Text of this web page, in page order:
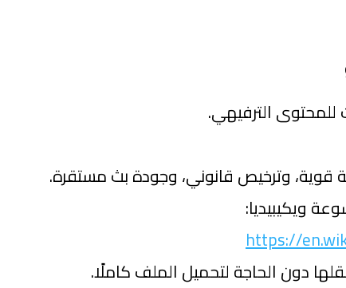
للمحتوى الترفيهي.
قوية، وترخيص قانوني، وجودة بث مستقرة.
ويكيبيديا:
https://
دون الحاجة لتحميل الملف كاملًا.